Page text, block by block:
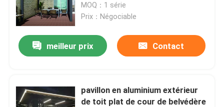
MOQ：1 série
Prix：Négociable
meilleur prix Contact
pavillon en aluminium extérieur
de toit plat de cour de belvédère